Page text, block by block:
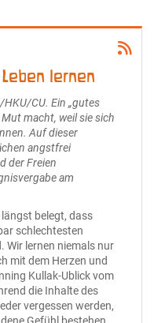
lernen
CU. Ein „gutes
macht, weil sie sich
Auf dieser
angstfrei
der Freien
am
belegt, dass
schlechtesten
Wir lernen niemals nur
mit dem Herzen und
Kullak-Ublick vom
die Inhalte des
vergessen werden,